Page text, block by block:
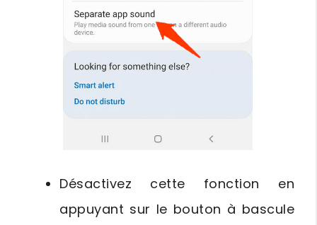
Désactivez cette fonction en
appuyant sur le bouton à bascule